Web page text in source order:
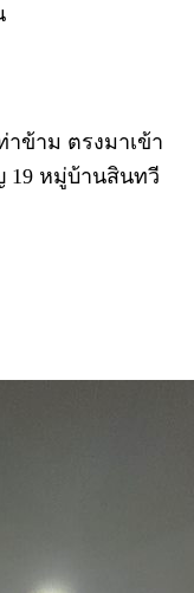
ข้าม ตรงมาเข้า
19 หมู่บ้านสินทวี